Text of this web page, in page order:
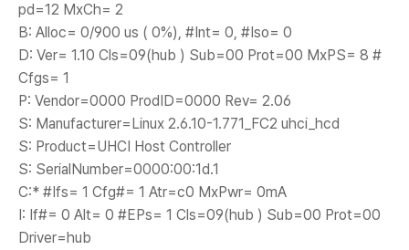
pd=12 MxCh= 2
B: Alloc= 0/900 us ( 0%), #Int= 0, #Iso= 0
D: Ver= 1.10 Cls=09(hub ) Sub=00 Prot=00 MxPS= 8 #
Cfgs= 1
P: Vendor=0000 ProdID=0000 Rev= 2.06
S: Manufacturer=Linux 2.6.10-1.771_FC2 uhci_hcd
S: Product=UHCI Host Controller
S: SerialNumber=0000:00:1d.1
C:* #Ifs= 1 Cfg#= 1 Atr=c0 MxPwr= 0mA
I: If#= 0 Alt= 0 #EPs= 1 Cls=09(hub ) Sub=00 Prot=00
Driver=hub